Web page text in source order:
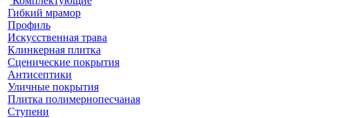
Гибкий мрамор
Профиль
Искусственная трава
Клинкерная плитка
Сценические покрытия
Антисептики
Уличные покрытия
Плитка полимернопесчаная
Ступени